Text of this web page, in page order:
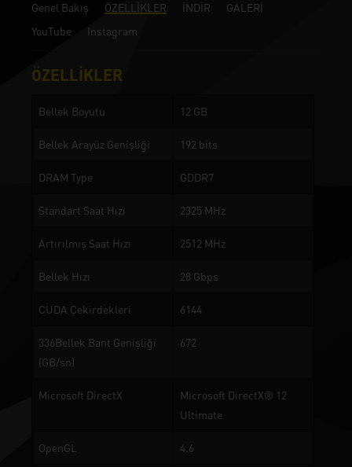
Genel Bakış ÖZELLİKLER İNDİR
GALERİ
YouTube
Instagram
ÖZELLİKLER
Bellek Boyutu 12 GB
Bellek Arayüz Genişliği 192 bits
DRAM Type GDDR7
Standart Saat Hızı 2325 MHz
Artırılmış Saat Hızı 2512 MHz
Bellek Hızı 28 Gbps
CUDA Çekirdekleri 6144
336Bellek Bant Genişliği
(GB/sn)
672
Microsoft DirectX
Microsoft DirectX® 12
Ultimate
OpenGL 4.6